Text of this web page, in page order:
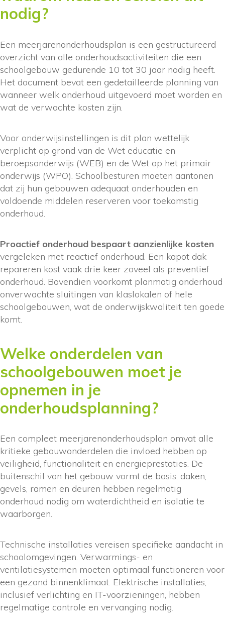
nodig?
Een meerjarenonderhoudsplan is een gestructureerd
overzicht van alle onderhoudsactiviteiten die een
schoolgebouw gedurende 10 tot 30 jaar nodig heeft.
Het document bevat een gedetailleerde planning van
wanneer welk onderhoud uitgevoerd moet worden en
wat de verwachte kosten zijn.
Voor onderwijsinstellingen is dit plan wettelijk
verplicht op grond van de Wet educatie en
beroepsonderwijs (WEB) en de Wet op het primair
onderwijs (WPO). Schoolbesturen moeten aantonen
dat zij hun gebouwen adequaat onderhouden en
voldoende middelen reserveren voor toekomstig
onderhoud.
Proactief onderhoud bespaart aanzienlijke kosten
vergeleken met reactief onderhoud. Een kapot dak
repareren kost vaak drie keer zoveel als preventief
onderhoud. Bovendien voorkomt planmatig onderhoud
onverwachte sluitingen van klaslokalen of hele
schoolgebouwen, wat de onderwijskwaliteit ten goede
komt.
Welke onderdelen van
schoolgebouwen moet je
opnemen in je
onderhoudsplanning?
Een compleet meerjarenonderhoudsplan omvat alle
kritieke gebouwonderdelen die invloed hebben op
veiligheid, functionaliteit en energieprestaties. De
buitenschil van het gebouw vormt de basis: daken,
gevels, ramen en deuren hebben regelmatig
onderhoud nodig om waterdichtheid en isolatie te
waarborgen.
Technische installaties vereisen specifieke aandacht in
schoolomgevingen. Verwarmings- en
ventilatiesystemen moeten optimaal functioneren voor
een gezond binnenklimaat. Elektrische installaties,
inclusief verlichting en IT-voorzieningen, hebben
regelmatige controle en vervanging nodig.